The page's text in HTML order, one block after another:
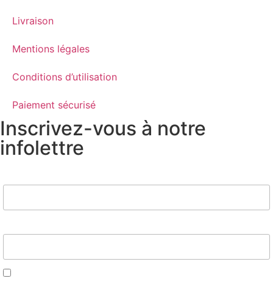
Livraison
Mentions légales
Conditions d’utilisation
Paiement sécurisé
Inscrivez-vous à notre
infolettre